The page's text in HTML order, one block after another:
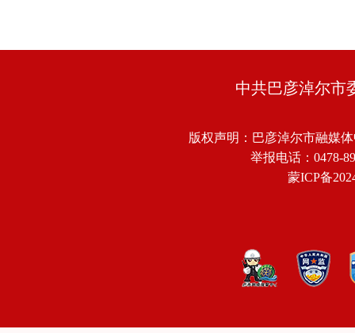
中共巴彦淖尔市
版权声明：巴彦淖尔市融媒
举报电话：0478-
蒙ICP备